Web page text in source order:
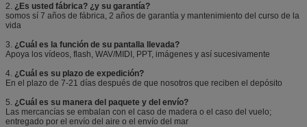
2. ¿Es usted fábrica? ¿y su garantía?
somos sí 7 años de fábrica, 2 años de garantía y mantenimiento del curso de la
vida
3. ¿Cuál es la función de su pantalla llevada?
Apoya los vídeos, flash, WAV/MIDI, PPT, imágenes y así sucesivamente
4. ¿Cuál es su plazo de expedición?
En el plazo de 7-21 días después de que nosotros que reciben el depósito
5. ¿Cuál es su manera del paquete y del envío?
Las mercancías se embalan con el caso de madera o el caso del vuelo;
entregado por el envío del aire o el envío del mar